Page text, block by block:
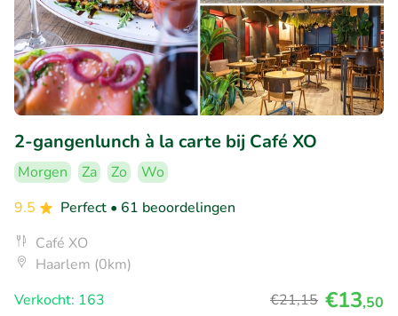
2-gangenlunch à la carte bij Café XO
Morgen Za Zo
Wo
9.5
Perfect • 61 beoordelingen
Café XO
Haarlem (0km)
Verkocht: 163
€21,15 €13,50